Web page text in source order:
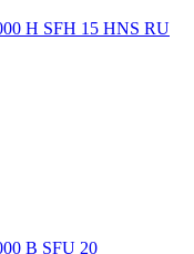
H SFH 15 HNS RU
B SFU 20